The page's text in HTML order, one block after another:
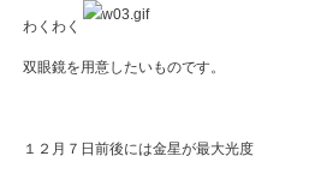
わくわく
双眼鏡を用意したいものです。
１２月７日前後には金星が最大光度